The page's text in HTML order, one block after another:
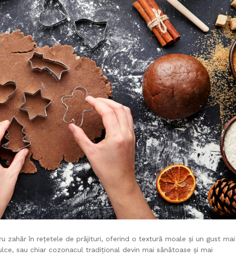
zahăr în rețetele de prăjituri, oferind o textură moale și un gust mai
sau chiar cozonacul tradițional devin mai sănătoase și mai